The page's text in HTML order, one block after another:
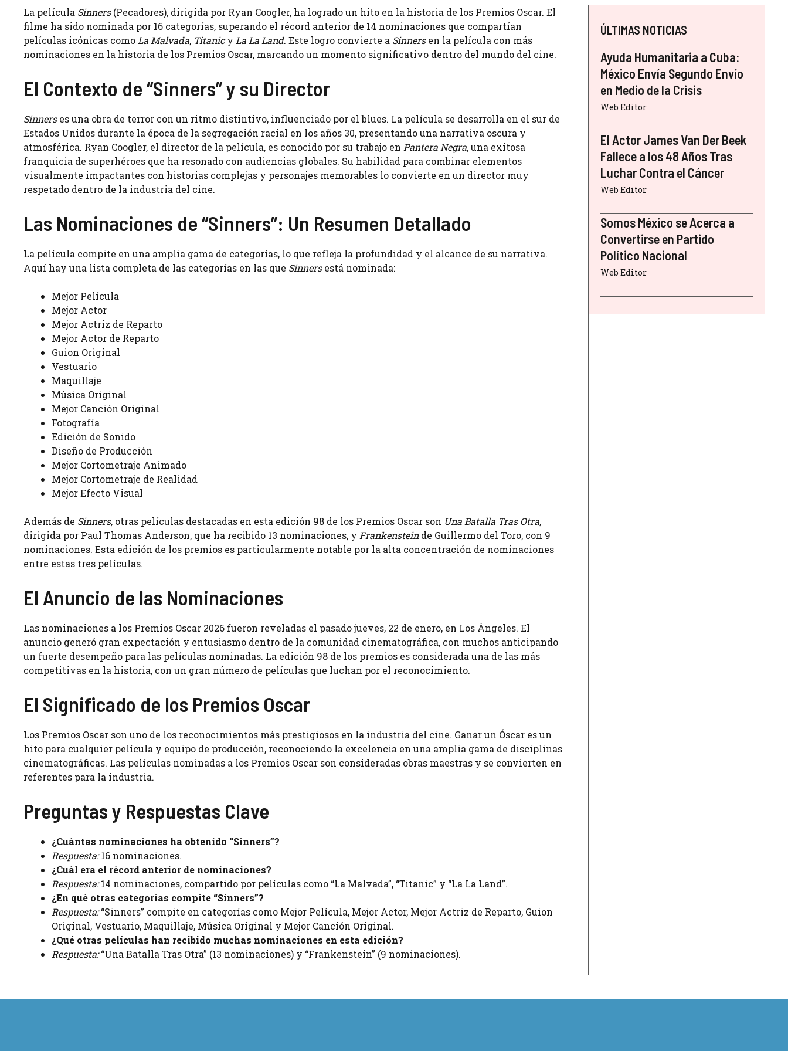
La película Sinners(Pecadores), dirigida por Ryan Coogler, ha logrado un hito en la historia de los Premios Oscar. El
filme ha sido nominada por 16 categorías, superando el récord anterior de 14 nominaciones que compartían
películas icónicas como La Malvada, Titanicy La La Land. Este logro convierte a Sinnersen la película con más
nominaciones en la historia de los Premios Oscar, marcando un momento significativo dentro del mundo del cine.
El Contexto de “Sinners” y su Director
Sinnerses una obra de terror con un ritmo distintivo, influenciado por el blues. La película se desarrolla en el sur de
Estados Unidos durante la época de la segregación racial en los años 30, presentando una narrativa oscura y
atmosférica. Ryan Coogler, el director de la película, es conocido por su trabajo en Pantera Negra, una exitosa
franquicia de superhéroes que ha resonado con audiencias globales. Su habilidad para combinar elementos
visualmente impactantes con historias complejas y personajes memorables lo convierte en un director muy
respetado dentro de la industria del cine.
Las Nominaciones de “Sinners”: Un Resumen Detallado
La película compite en una amplia gama de categorías, lo que refleja la profundidad y el alcance de su narrativa.
Aquí hay una lista completa de las categorías en las que Sinnersestá nominada:
Mejor Película
Mejor Actor
Mejor Actriz de Reparto
Mejor Actor de Reparto
Guion Original
Vestuario
Maquillaje
Música Original
Mejor Canción Original
Fotografía
Edición de Sonido
Diseño de Producción
Mejor Cortometraje Animado
Mejor Cortometraje de Realidad
Mejor Efecto Visual
Además de Sinners, otras películas destacadas en esta edición 98 de los Premios Oscar son Una Batalla Tras Otra,
dirigida por Paul Thomas Anderson, que ha recibido 13 nominaciones, y Frankensteinde Guillermo del Toro, con 9
nominaciones. Esta edición de los premios es particularmente notable por la alta concentración de nominaciones
entre estas tres películas.
El Anuncio de las Nominaciones
Las nominaciones a los Premios Oscar 2026 fueron reveladas el pasado jueves, 22 de enero, en Los Ángeles. El
anuncio generó gran expectación y entusiasmo dentro de la comunidad cinematográfica, con muchos anticipando
un fuerte desempeño para las películas nominadas. La edición 98 de los premios es considerada una de las más
competitivas en la historia, con un gran número de películas que luchan por el reconocimiento.
El Significado de los Premios Oscar
Los Premios Oscar son uno de los reconocimientos más prestigiosos en la industria del cine. Ganar un Óscar es un
hito para cualquier película y equipo de producción, reconociendo la excelencia en una amplia gama de disciplinas
cinematográficas. Las películas nominadas a los Premios Oscar son consideradas obras maestras y se convierten en
referentes para la industria.
Preguntas y Respuestas Clave
¿Cuántas nominaciones ha obtenido “Sinners”?
Respuesta:16 nominaciones.
¿Cuál era el récord anterior de nominaciones?
Respuesta:14 nominaciones, compartido por películas como “La Malvada”, “Titanic” y “La La Land”.
¿En qué otras categorías compite “Sinners”?
Respuesta:“Sinners” compite en categorías como Mejor Película, Mejor Actor, Mejor Actriz de Reparto, Guion
Original, Vestuario, Maquillaje, Música Original y Mejor Canción Original.
¿Qué otras películas han recibido muchas nominaciones en esta edición?
Respuesta:“Una Batalla Tras Otra” (13 nominaciones) y “Frankenstein” (9 nominaciones).
ÚLTIMAS NOTICIAS
Ayuda Humanitaria a Cuba:
México Envía Segundo Envío
en Medio de la Crisis
Web Editor
El Actor James Van Der Beek
Fallece a los 48 Años Tras
Luchar Contra el Cáncer
Web Editor
Somos México se Acerca a
Convertirse en Partido
Político Nacional
Web Editor